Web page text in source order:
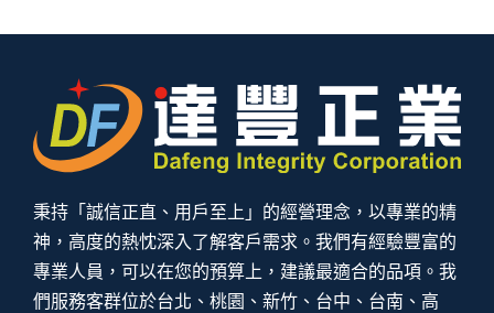
秉持「誠信正直、用戶至上」的經營理念，以專業的精
神，高度的熱忱深入了解客戶需求。我們有經驗豐富的
專業人員，可以在您的預算上，建議最適合的品項。我
們服務客群位於台北、桃園、新竹、台中、台南、高